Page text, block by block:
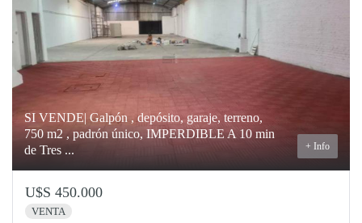
SI VENDE| Galpón , depósito, garaje, terreno,
750 m2 , padrón único, IMPERDIBLE A 10 min
de Tres ...
+ Info
U$S 450.000
VENTA